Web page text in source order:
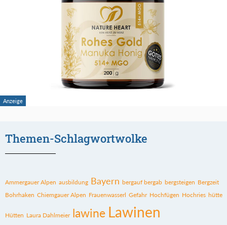
Themen-Schlagwortwolke
Ammergauer Alpen ausbildung Bayern bergauf bergab bergsteigen Bergzeit
Bohrhaken Chiemgauer Alpen Frauenwasserl Gefahr Hochfügen Hochries hütte
Hütten Laura Dahlmeier lawine Lawinen